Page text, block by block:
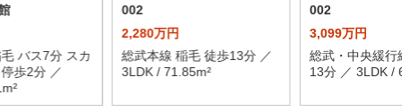
バス7分 スカ
歩2分 ／
002
2,280万円
総武本線 稲毛 徒歩13分 ／
3LDK / 71.85m²
002
3,099万円
総武・中央緩行
13分 ／ 3LDK /